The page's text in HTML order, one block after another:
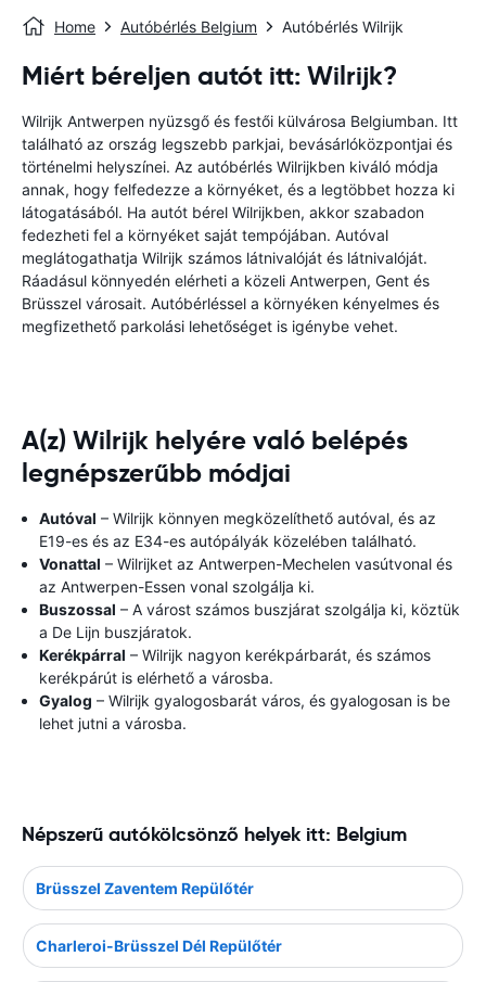
Home Autóbérlés Belgium Autóbérlés Wilrijk
Miért béreljen autót itt: Wilrijk?
Wilrijk Antwerpen nyüzsgő és festői külvárosa Belgiumban. Itt
található az ország legszebb parkjai, bevásárlóközpontjai és
történelmi helyszínei. Az autóbérlés Wilrijkben kiváló módja
annak, hogy felfedezze a környéket, és a legtöbbet hozza ki
látogatásából. Ha autót bérel Wilrijkben, akkor szabadon
fedezheti fel a környéket saját tempójában. Autóval
meglátogathatja Wilrijk számos látnivalóját és látnivalóját.
Ráadásul könnyedén elérheti a közeli Antwerpen, Gent és
Brüsszel városait. Autóbérléssel a környéken kényelmes és
megfizethető parkolási lehetőséget is igénybe vehet.
A(z) Wilrijk helyére való belépés
legnépszerűbb módjai
Autóval – Wilrijk könnyen megközelíthető autóval, és az
E19-es és az E34-es autópályák közelében található.
Vonattal – Wilrijket az Antwerpen-Mechelen vasútvonal és
az Antwerpen-Essen vonal szolgálja ki.
Buszossal – A várost számos buszjárat szolgálja ki, köztük
a De Lijn buszjáratok.
Kerékpárral – Wilrijk nagyon kerékpárbarát, és számos
kerékpárút is elérhető a városba.
Gyalog – Wilrijk gyalogosbarát város, és gyalogosan is be
lehet jutni a városba.
Népszerű autókölcsönző helyek itt: Belgium
Brüsszel Zaventem Repülőtér
Charleroi-Brüsszel Dél Repülőtér